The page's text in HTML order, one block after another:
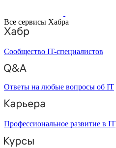
Все сервисы Хабра
Сообщество IT-специалистов
Ответы на любые вопросы об IT
Профессиональное развитие в IT